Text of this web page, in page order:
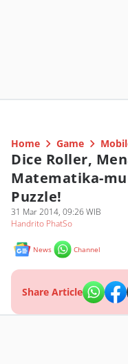
Home Game
Dice Roller,
Matematika-
Puzzle!
31 Mar 2014, 09:26 WIB
Handrito PhatSo
News Channel
Share Article